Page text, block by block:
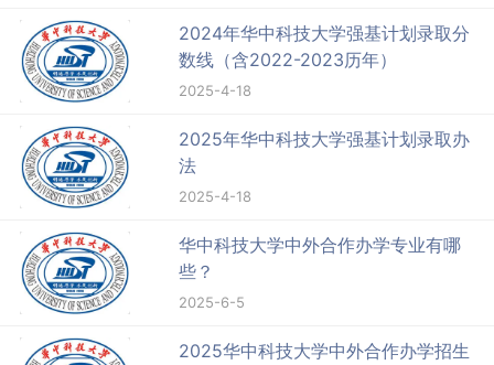
2024年华中科技大学强基计划录取分
数线（含2022-2023历年）
2025-4-18
2025年华中科技大学强基计划录取办
法
2025-4-18
华中科技大学中外合作办学专业有哪
些？
2025-6-5
2025华中科技大学中外合作办学招生